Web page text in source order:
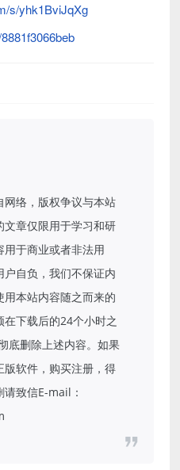
s/yhk1BviJqXg
络，版权争议与本站
章仅限用于学习和研
于商业或者非法用
自负，我们不保证内
本站内容随之而来的
下载后的24个小时之
底删除上述内容。如果
软件，购买注册，得
致信E-mail：